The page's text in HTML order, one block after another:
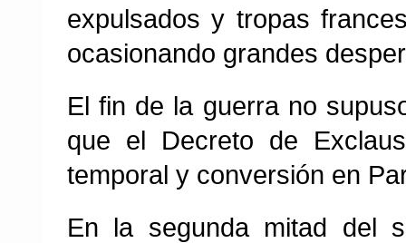
expulsados y tropas
ocasionando grandes
El fin de la guerra no
que el Decreto de
temporal y conversión en
En la segunda mitad del